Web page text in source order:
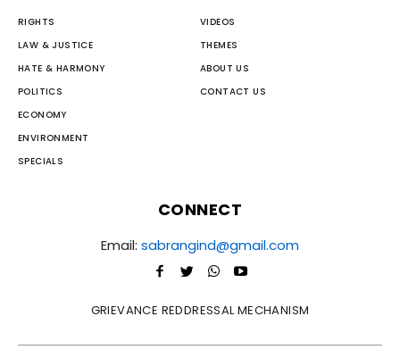
RIGHTS
LAW & JUSTICE
HATE & HARMONY
POLITICS
ECONOMY
ENVIRONMENT
SPECIALS
VIDEOS
THEMES
ABOUT US
CONTACT US
CONNECT
Email: sabrangind@gmail.com
GRIEVANCE REDDRESSAL MECHANISM